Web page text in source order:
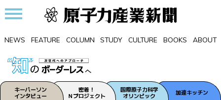
NEWS FEATURE COLUMN STUDY CULTURE BOOKS ABOUT
キーパーソン
インタビュー
密着！
Ｎプロジェクト
国際原子力科学
オリンピック
加速キッチン